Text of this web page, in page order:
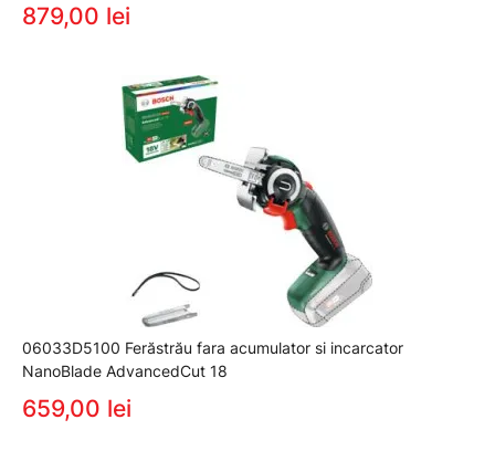
879,00 lei
06033D5100 Ferăstrău fara acumulator si incarcator
NanoBlade AdvancedCut 18
659,00 lei